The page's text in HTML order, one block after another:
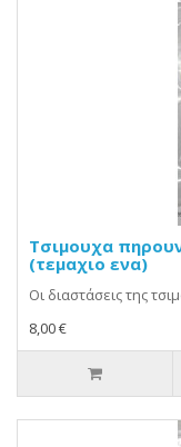
Τσιμουχα
(τεμαχιο ενα)
Οι διαστάσεις της
8,00 €